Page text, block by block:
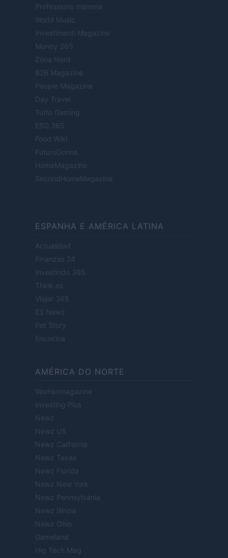
Professione mamma
World Music
Investimenti Magazine
Money 365
Zona Nerd
B2B Magazine
People Magazine
Day Travel
Tutto Gaming
ESG 365
Food Wiki
FuturoDonna
HomeMagazine
SecondHomeMagazine
ESPANHA E AMÉRICA LATINA
Actualidad
Finanzas 24
Investindo 365
Think.es
Viajar 365
ES Newz
Pet Story
Encocina
AMÉRICA DO NORTE
Womanmagazine
Investing Plus
Newz
Newz US
Newz California
Newz Texas
Newz Florida
Newz New York
Newz Pennsylvania
Newz Illinois
Newz Ohio
Gameland
Hig Tech Mag